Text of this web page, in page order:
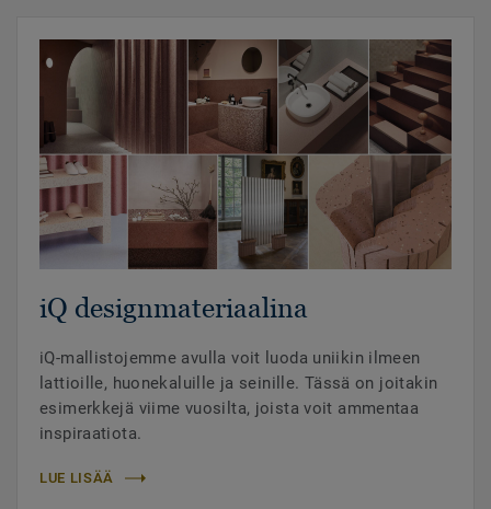
iQ designmateriaalina
iQ-mallistojemme avulla voit luoda uniikin ilmeen
lattioille, huonekaluille ja seinille. Tässä on joitakin
esimerkkejä viime vuosilta, joista voit ammentaa
inspiraatiota.
LUE LISÄÄ